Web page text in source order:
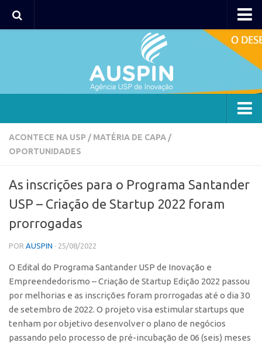
Agência
Institucional
Polo Capital
Polo Ribeirão Preto
Polo São Carlos
Programas
Bolsa Empreendedorismo
Bolsa Startup USP
ACONTECE NA USP / MATÉRIA DE CAPA /
OPORTUNIDADES
As inscrições para o Programa Santander
USP – Criação de Startup 2022 foram
prorrogadas
POR AUSPIN · 25/08/2022
O Edital do Programa Santander USP de Inovação e
Empreendedorismo – Criação de Startup Edição 2022 passou
por melhorias e as inscrições foram prorrogadas até o dia 30
de setembro de 2022. O projeto visa estimular startups que
tenham por objetivo desenvolver o plano de negócios
passando pelo processo de pré-incubação de 06 (seis) meses